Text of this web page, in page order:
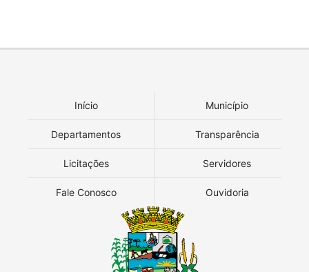
Início Município
Departamentos Transparência
Licitações Servidores
Fale Conosco Ouvidoria